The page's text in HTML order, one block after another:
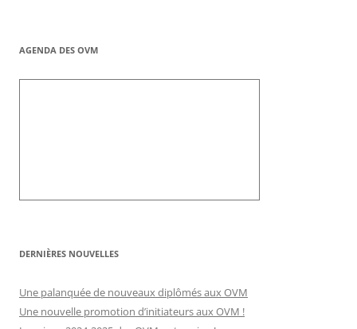
AGENDA DES OVM
DERNIÈRES NOUVELLES
Une palanquée de nouveaux diplômés aux OVM
Une nouvelle promotion d’initiateurs aux OVM !